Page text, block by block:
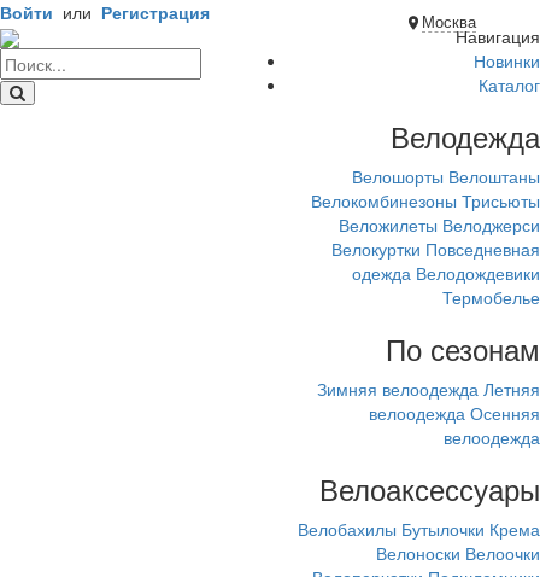
Москва
Войти или Регистрация
Навигация
Новинки
Каталог
Велодежда
Велошорты Велоштаны
Велокомбинезоны Трисьюты
Веложилеты Велоджерси
Велокуртки Повседневная
одежда Велодождевики
Термобелье
По сезонам
Зимняя велоодежда Летняя
велоодежда Осенняя
велоодежда
Велоаксессуары
Велобахилы Бутылочки Крема
Велоноски Велоочки